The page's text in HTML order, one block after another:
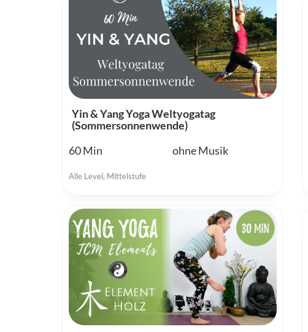
Yin & Yang Yoga Weltyogatag
(Sommersonnenwende)
60
ohne Musik
Alle Level, Mittelstufe